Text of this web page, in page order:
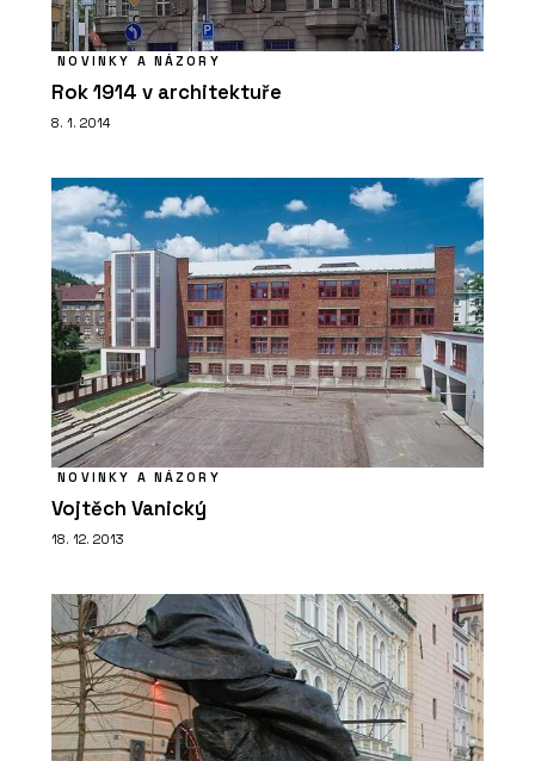
NOVINKY A NÁZORY
Rok 1914 v architektuře
8. 1. 2014
NOVINKY A NÁZORY
Vojtěch Vanický
18. 12. 2013